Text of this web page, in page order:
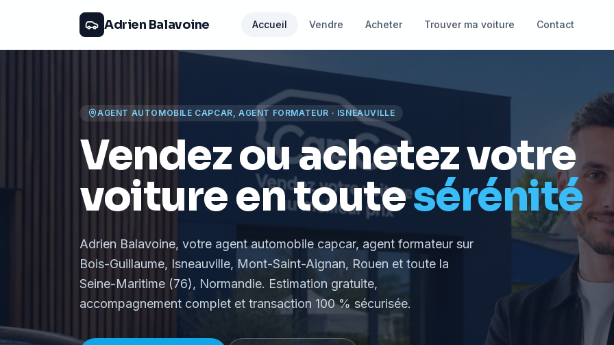
Adrien Balavoine Accueil Vendre Acheter Trouver ma voiture Contact
AGENT AUTOMOBILE CAPCAR, AGENT FORMATEUR · ISNEAUVILLE
Vendez ou achetez votre
voiture en toutesérénité
Adrien Balavoine, votre agent automobile capcar, agent formateur sur
Bois-Guillaume, Isneauville, Mont-Saint-Aignan, Rouen et toute la
Seine-Maritime (76), Normandie. Estimation gratuite,
accompagnement complet et transaction 100 % sécurisée.